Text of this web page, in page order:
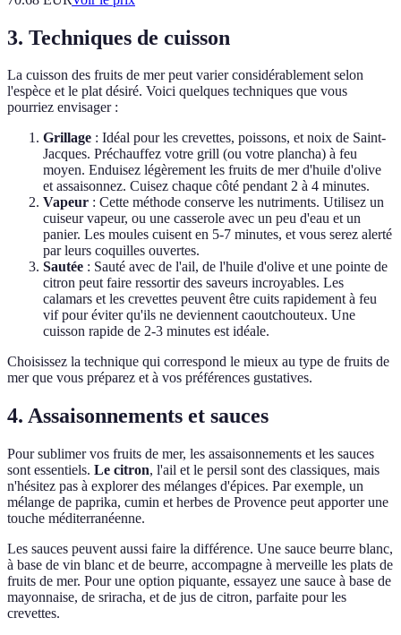
3. Techniques de cuisson
La cuisson des fruits de mer peut varier considérablement selon
l'espèce et le plat désiré. Voici quelques techniques que vous
pourriez envisager :
Grillage : Idéal pour les crevettes, poissons, et noix de Saint-
Jacques. Préchauffez votre grill (ou votre plancha) à feu
moyen. Enduisez légèrement les fruits de mer d'huile d'olive
et assaisonnez. Cuisez chaque côté pendant 2 à 4 minutes.
Vapeur : Cette méthode conserve les nutriments. Utilisez un
cuiseur vapeur, ou une casserole avec un peu d'eau et un
panier. Les moules cuisent en 5-7 minutes, et vous serez alerté
par leurs coquilles ouvertes.
Sautée : Sauté avec de l'ail, de l'huile d'olive et une pointe de
citron peut faire ressortir des saveurs incroyables. Les
calamars et les crevettes peuvent être cuits rapidement à feu
vif pour éviter qu'ils ne deviennent caoutchouteux. Une
cuisson rapide de 2-3 minutes est idéale.
Choisissez la technique qui correspond le mieux au type de fruits de
mer que vous préparez et à vos préférences gustatives.
4. Assaisonnements et sauces
Pour sublimer vos fruits de mer, les assaisonnements et les sauces
sont essentiels. Le citron, l'ail et le persil sont des classiques, mais
n'hésitez pas à explorer des mélanges d'épices. Par exemple, un
mélange de paprika, cumin et herbes de Provence peut apporter une
touche méditerranéenne.
Les sauces peuvent aussi faire la différence. Une sauce beurre blanc,
à base de vin blanc et de beurre, accompagne à merveille les plats de
fruits de mer. Pour une option piquante, essayez une sauce à base de
mayonnaise, de sriracha, et de jus de citron, parfaite pour les
crevettes.